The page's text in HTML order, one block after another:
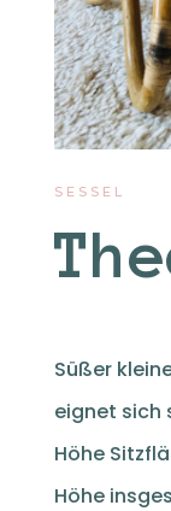
SESSEL
Süßer
eignet sich
Höhe
Höhe